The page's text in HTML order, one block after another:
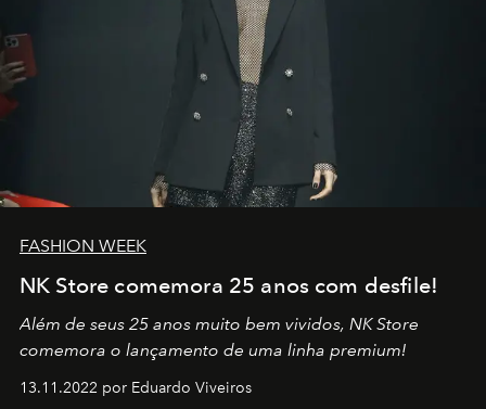
FASHION WEEK
NK Store comemora 25 anos com desfile!
Além de seus 25 anos muito bem vividos, NK Store
comemora o lançamento de uma linha premium!
13.11.2022 por Eduardo Viveiros